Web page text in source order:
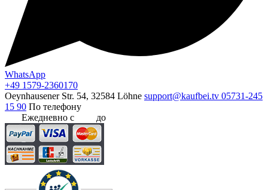
WhatsApp
+49 1579-2360170
Oeynhausener Str. 54, 32584 Löhne support@kaufbei.tv 05731-245
15 90 По телефону
Ежедневно с
до